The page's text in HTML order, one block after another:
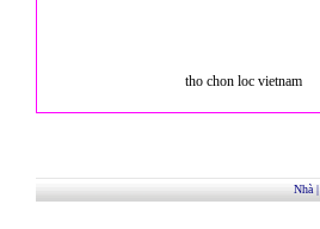
tho chon loc vietnam
Nhà|